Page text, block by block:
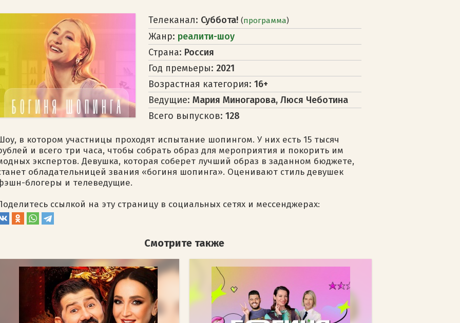
Телеканал: Суббота! (программа)
Жанр: реалити-шоу
Страна: Россия
Год премьеры: 2021
Возрастная категория: 16+
Ведущие: Мария Миногарова, Люся Чеботина
Всего выпусков: 128
в котором участницы проходят испытание шопингом. У них есть 15 тысяч
и всего три часа, чтобы собрать образ для мероприятия и покорить им
экспертов. Девушка, которая соберет лучший образ в заданном бюджете,
обладательницей звания «богиня шопинга». Оценивают стиль девушек
блогеры и телеведущие.
ссылкой на эту страницу в социальных сетях и мессенджерах:
Смотрите также